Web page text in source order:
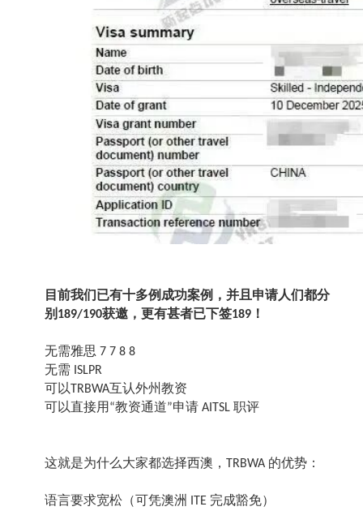
目前我们已有十多例成功案例，并且申请人们都分
别 189/190获邀，更有甚者已下签189 ！
无需雅思 7 7 8 8
无需 ISLPR
可以 TRBWA互认外州教资
可以直接用 “教资通道”申请 AITSL 职评
这就是为什么大家都选择西澳， TRBWA 的优势：
语言要求宽松（可凭澳洲 ITE 完成豁免）